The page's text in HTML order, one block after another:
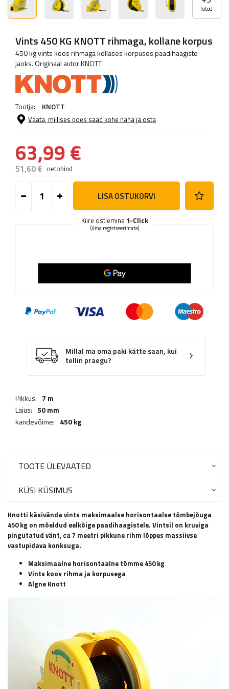
fotod
Vints 450 KG KNOTT rihmaga, kollane korpus
450 kg vints koos rihmaga kollases korpuses paadihaagiste
jaoks. Originaal autor KNOTT
Tootja: KNOTT
Vaata, millises poes saad kohe näha ja osta
63,99 €
51,60 € netohind
LISA OSTUKORVI
Kiire ostlemine 1-Click
(ilma registreerimata)
Millal ma oma paki kätte saan, kui
tellin praegu?
Pikkus: 7 m
Laius: 50 mm
kandevõime: 450 kg
TOOTE ÜLEVAATED
KÜSI KÜSIMUS
Knotti käsivända vints maksimaalse horisontaalse tõmbejõuga
450 kg on mõeldud eelkõige paadihaagistele. Vintsil on kruviga
pingutatud vänt, ca 7 meetri pikkune rihm lõppes massiivse
vastupidava konksuga.
Maksimaalne horisontaalne tõmme 450 kg
Vints koos rihma ja korpusega
Algne Knott